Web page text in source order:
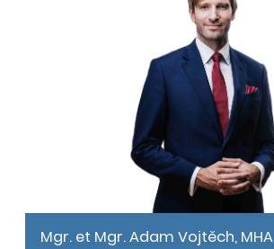
Mgr. et Mgr. Adam Vojtěch, MHA